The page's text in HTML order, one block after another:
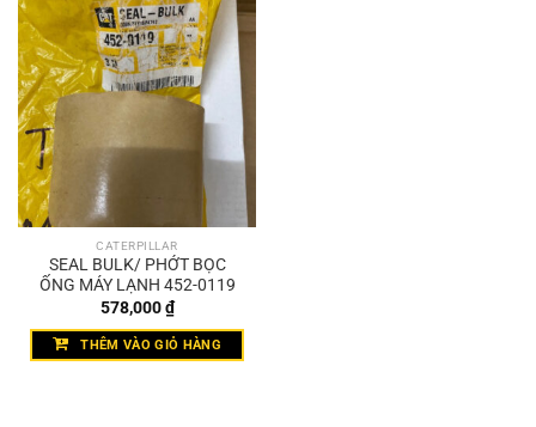
CATERPILLAR
SEAL BULK/ PHỚT BỌC
ỐNG MÁY LẠNH 452-0119
578,000₫
THÊM VÀO GIỎ HÀNG